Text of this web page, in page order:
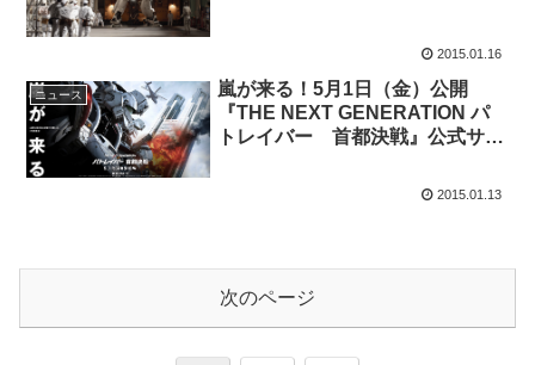
2015.01.16
ニュース
嵐が来る！5月1日（金）公開
『THE NEXT GENERATION パ
トレイバー 首都決戦』公式サイ
2015.01.13
次のページ